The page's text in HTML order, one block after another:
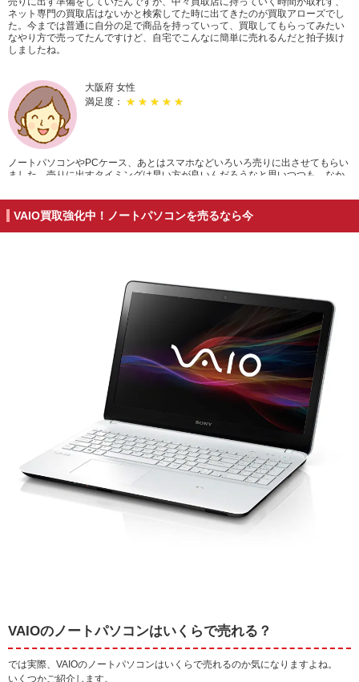
ネット専門の買取店はないかと検索してた時に出てきたのが買取アローズでし
た。今までは普通に自分の足で商品を持っていって、買取してもらってみたい
なやり方で売ってたんですけど、自宅でこんなに簡単に売れるんだと拍子抜け
しましたね。
大阪府 女性
満足度：
★ ★ ★ ★ ★
ノートパソコンやPCケース、あとはスマホなどいろいろ売りに出させてもらい
ました。売りに出すタイミングは早い方が良いんだろうなと思いつつも、なか
取すればいいんじゃんと友人に言われたのをきっかけに売却させてもらいまし
た！宅配買取がはじめてだったんで、どんなものかと思ってたんですが、ホー
ムページが見やすく、買取も思った以上にスムーズだったんで楽に売ることが
出来ました。また利用させていただきます。
VAIO買取強化中！ノートパソコンを売るなら今
VAIOのノートパソコンはいくらで売れる？
では実際、VAIOのノートパソコンはいくらで売れるのか気になりますよね。
いくつかご紹介します。